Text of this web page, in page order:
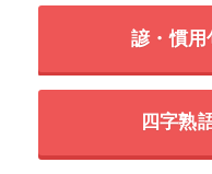
諺・慣
四字熟